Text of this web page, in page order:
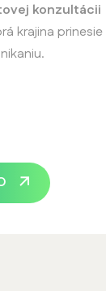
konzultácii
krajina prinesie